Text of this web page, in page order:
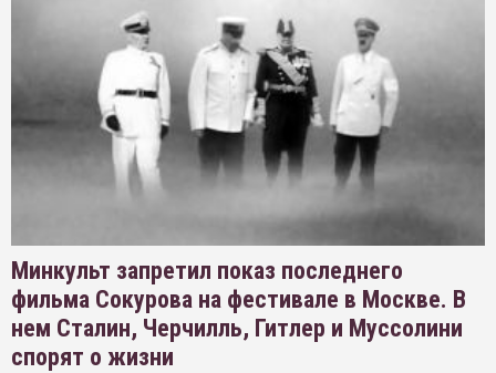
Минкульт запретил показ последнего
фильма Сокурова на фестивале в Москве. В
нем Сталин, Черчилль, Гитлер и Муссолини
спорят о жизни